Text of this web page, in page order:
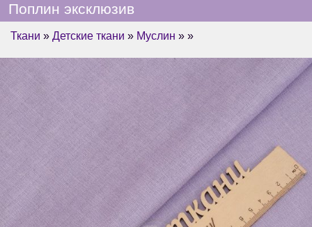
Поплин эксклюзив
Ткани » Детские ткани » Муслин » »